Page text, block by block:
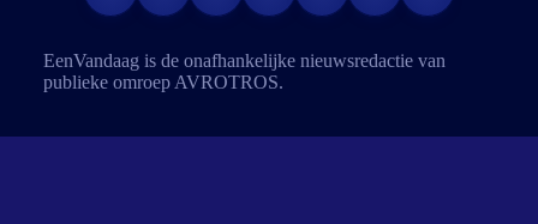
EenVandaag is de onafhankelijke nieuwsredactie van
publieke omroep AVROTROS.